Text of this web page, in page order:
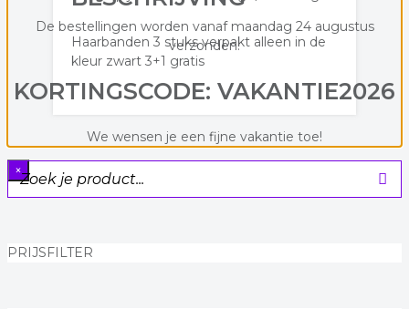
aantal
Haarbanden 3 stuks verpakt alleen in de
kleur zwart 3+1 gratis
PRIJSFILTER
De bestellingen worden vanaf maandag 24 augustus
verzonden.
KORTINGSCODE: VAKANTIE2026
We wensen je een fijne vakantie toe!
×